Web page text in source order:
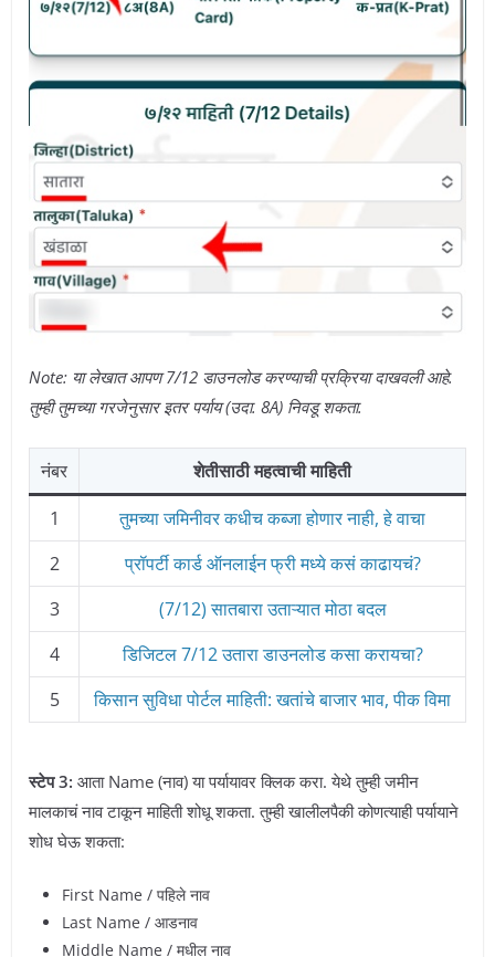
Note: या लेखात आपण 7/12 डाउनलोड करण्याची प्रक्रिया दाखवली आहे.
तुम्ही तुमच्या गरजेनुसार इतर पर्याय (उदा. 8A) निवडू शकता.
नंबर
शेतीसाठी महत्वाची माहिती
1
तुमच्या जमिनीवर कधीच कब्जा होणार नाही, हे वाचा
2
प्रॉपर्टी कार्ड ऑनलाईन फ्री मध्ये कसं काढायचं?
3
(7/12) सातबारा उताऱ्यात मोठा बदल
4
डिजिटल 7/12 उतारा डाउनलोड कसा करायचा?
5
किसान सुविधा पोर्टल माहिती: खतांचे बाजार भाव, पीक विमा
स्टेप 3: आता Name (नाव) या पर्यायावर क्लिक करा. येथे तुम्ही जमीन
मालकाचं नाव टाकून माहिती शोधू शकता. तुम्ही खालीलपैकी कोणत्याही पर्यायाने
शोध घेऊ शकता:
First Name / पहिले नाव
Last Name / आडनाव
Middle Name / मधील नाव